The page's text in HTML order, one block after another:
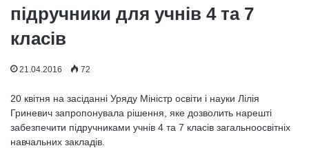
підручники для учнів 4 та 7
класів
21.04.2016 72
20 квітня на засіданні Уряду Міністр освіти і науки Лілія
Гриневич запропонувала рішення, яке дозволить нарешті
забезпечити підручниками учнів 4 та 7 класів загальноосвітніх
навчальних закладів.